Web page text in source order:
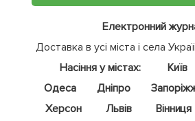
Електронний
Доставка в усі міста і села
Насіння у містах:
Київ
Одеса
Дніпро
Херсон
Львів Вінниця